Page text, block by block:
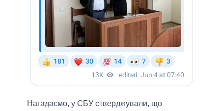
Нагадаємо, у СБУ стверджували, що